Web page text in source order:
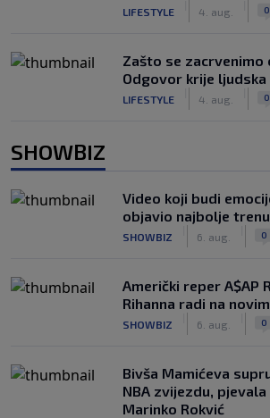
LIFESTYLE 4. aug. 0
Zašto se zacrvenimo
Odgovor krije ljudska
LIFESTYLE 4. aug. 0
SHOWBIZ
Video koji budi
objavio najbolje
SHOWBIZ 6. aug. 0
Američki reper A$AP
Rihanna radi na
SHOWBIZ 6. aug. 0
Bivša Mamićeva
NBA zvijezdu, pjevala
Marinko Rokvić